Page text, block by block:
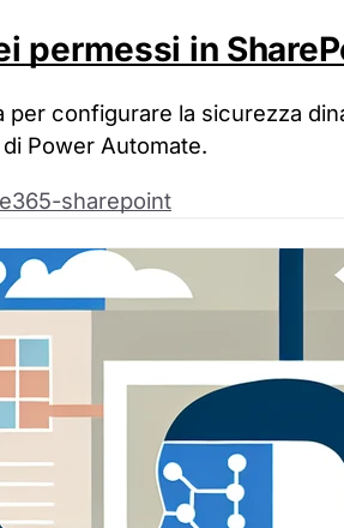
permessi in
per configurare la sicurezza
Power Automate.
sharepoint